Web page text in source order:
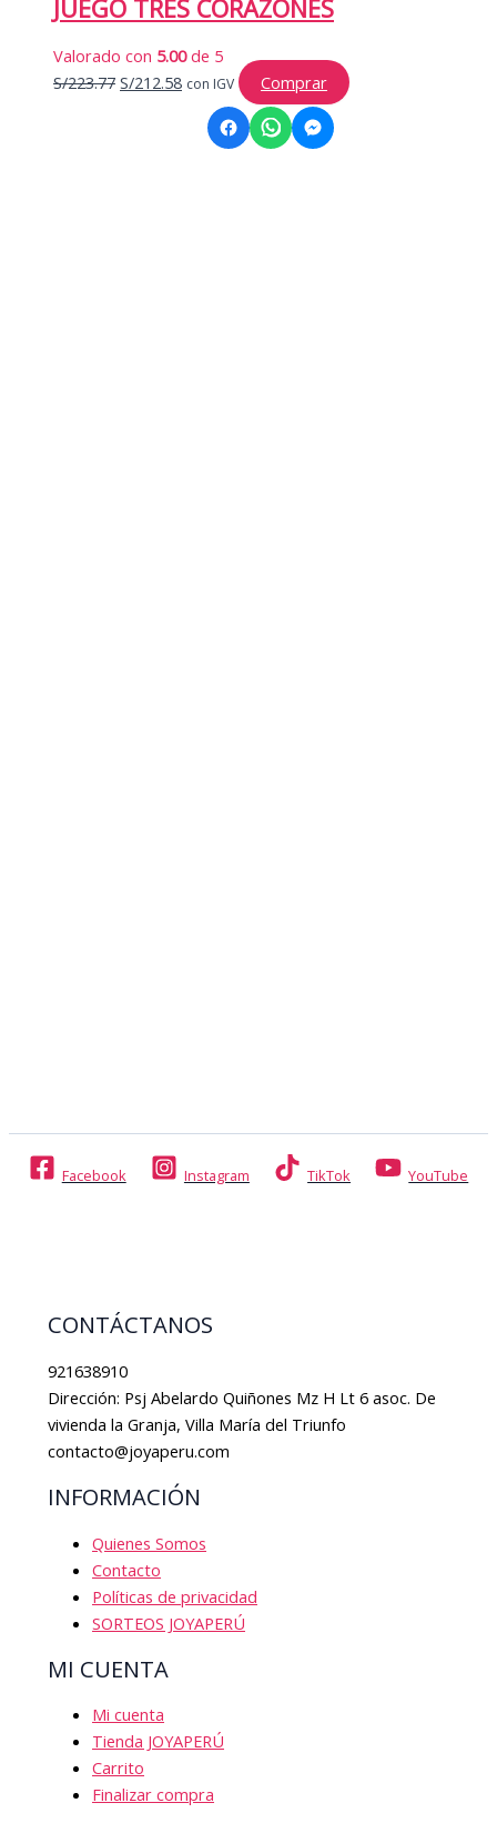
JUEGO TRES CORAZONES
Valorado con 5.00de 5
S/223.77 El
S/212.58El
precio
actual
con IGV Comprar
Facebook Instagram TikTok YouTube
CONTÁCTANOS
921638910
Dirección: Psj Abelardo Quiñones Mz H Lt 6 asoc. De
vivienda la Granja, Villa María del Triunfo
contacto@joyaperu.com
INFORMACIÓN
Quienes Somos
Contacto
Políticas de privacidad
SORTEOS JOYAPERÚ
MI CUENTA
Mi cuenta
Tienda JOYAPERÚ
Carrito
Finalizar compra